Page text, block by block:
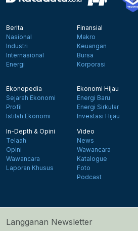
Berita
Nasional
Industri
Internasional
Energi
Finansial
Makro
Keuangan
Bursa
Korporasi
Ekonopedia
Sejarah Ekonomi
Profil
Istilah Ekonomi
Ekonomi Hijau
Energi Baru
Energi Sirkular
Investasi Hijau
In-Depth & Opini
Telaah
Opini
Wawancara
Laporan Khusus
Video
News
Wawancara
Katalogue
Foto
Podcast
Langganan Newsletter